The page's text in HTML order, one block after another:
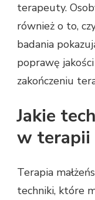
terapeuty.
również o to,
badania
poprawę
zakończeniu
Jakie
w terapii
Terapia
techniki, które